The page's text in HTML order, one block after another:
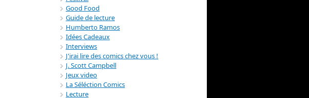
Good Food
Guide de lecture
Humberto Ramos
Idées Cadeaux
Interviews
J'irai lire des comics chez vous !
J. Scott Campbell
Jeux video
La Séléction Comics
Lecture